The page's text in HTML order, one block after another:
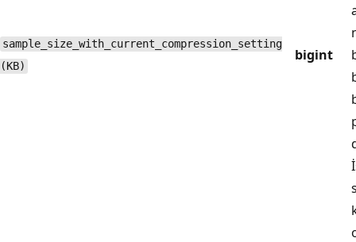
sample_size_with_current_compression_setting
(KB)
bigint